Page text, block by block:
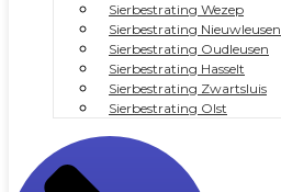
Sierbestrating Wezep
Sierbestrating Nieuwleusen
Sierbestrating Oudleusen
Sierbestrating Hasselt
Sierbestrating Zwartsluis
Sierbestrating Olst